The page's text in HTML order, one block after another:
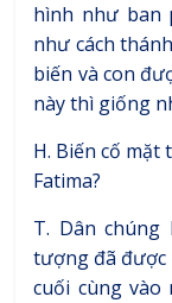
hình như ban
như cách
biến và con
này thì giống
H. Biến cố mặt
Fatima?
T. Dân
tượng đã được
cuối cùng vào